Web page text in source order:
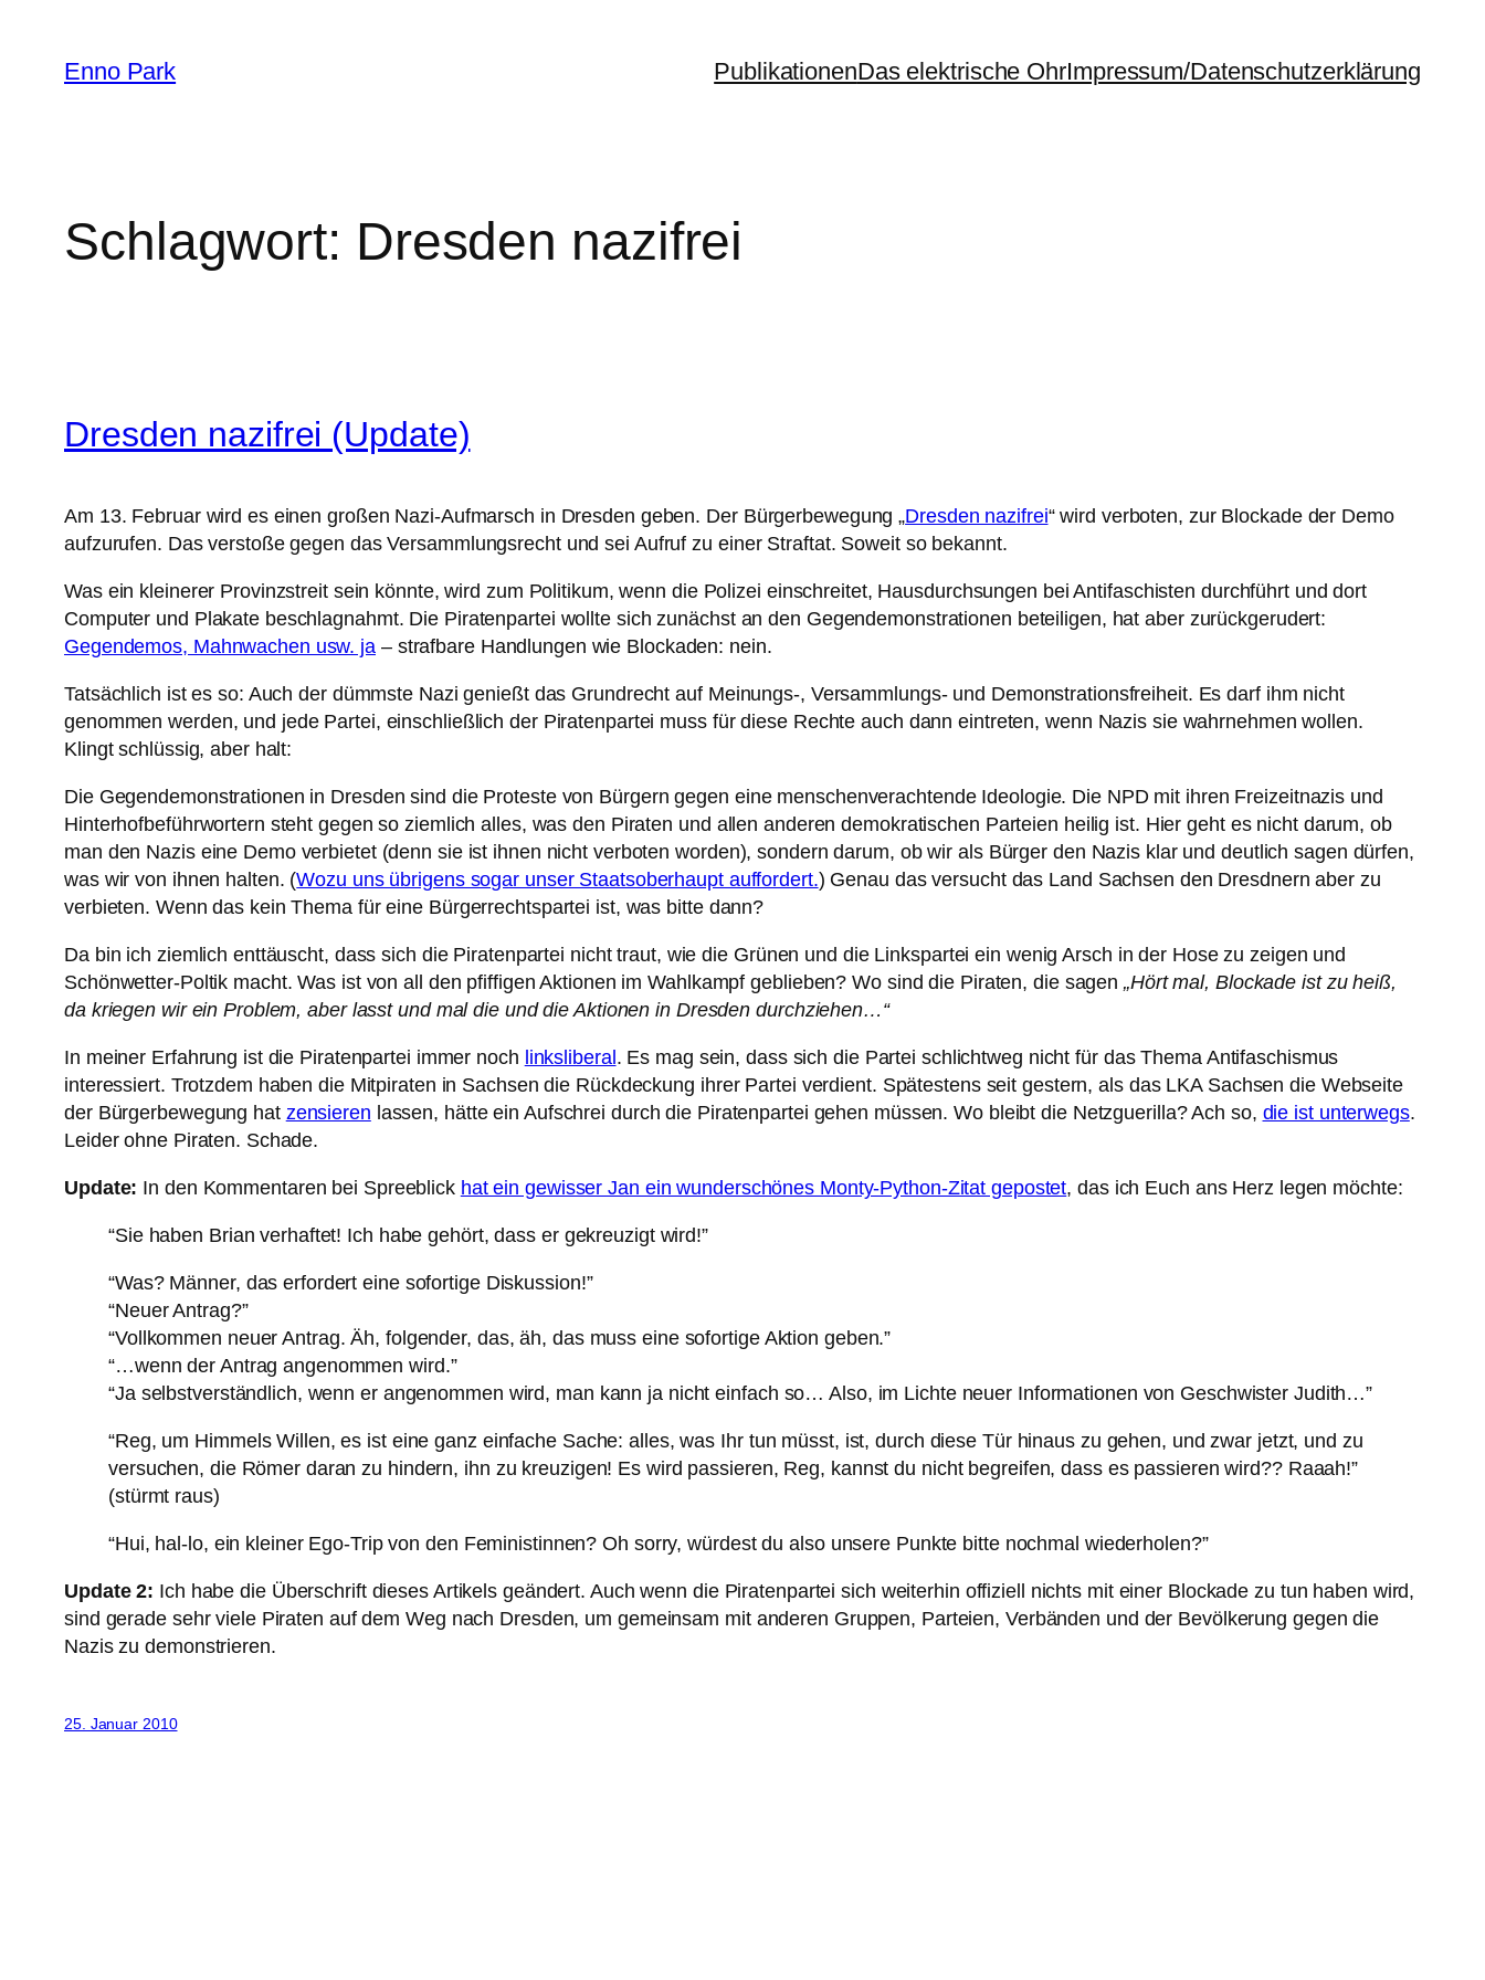
Inhalt
springen
Enno Park PublikationenDas elektrische OhrImpressum/Datenschutzerklärung
Schlagwort: Dresden nazifrei
Dresden nazifrei (Update)
Am 13. Februar wird es einen großen Nazi-Aufmarsch in Dresden geben. Der Bürgerbewegung „Dresden nazifrei“ wird verboten, zur Blockade der Demo
aufzurufen. Das verstoße gegen das Versammlungsrecht und sei Aufruf zu einer Straftat. Soweit so bekannt.
Was ein kleinerer Provinzstreit sein könnte, wird zum Politikum, wenn die Polizei einschreitet, Hausdurchsungen bei Antifaschisten durchführt und dort
Computer und Plakate beschlagnahmt. Die Piratenpartei wollte sich zunächst an den Gegendemonstrationen beteiligen, hat aber zurückgerudert:
Gegendemos, Mahnwachen usw. ja – strafbare Handlungen wie Blockaden: nein.
Tatsächlich ist es so: Auch der dümmste Nazi genießt das Grundrecht auf Meinungs-, Versammlungs- und Demonstrationsfreiheit. Es darf ihm nicht
genommen werden, und jede Partei, einschließlich der Piratenpartei muss für diese Rechte auch dann eintreten, wenn Nazis sie wahrnehmen wollen.
Klingt schlüssig, aber halt:
Die Gegendemonstrationen in Dresden sind die Proteste von Bürgern gegen eine menschenverachtende Ideologie. Die NPD mit ihren Freizeitnazis und
Hinterhofbeführwortern steht gegen so ziemlich alles, was den Piraten und allen anderen demokratischen Parteien heilig ist. Hier geht es nicht darum, ob
man den Nazis eine Demo verbietet (denn sie ist ihnen nicht verboten worden), sondern darum, ob wir als Bürger den Nazis klar und deutlich sagen dürfen,
was wir von ihnen halten. (Wozu uns übrigens sogar unser Staatsoberhaupt auffordert.) Genau das versucht das Land Sachsen den Dresdnern aber zu
verbieten. Wenn das kein Thema für eine Bürgerrechtspartei ist, was bitte dann?
Da bin ich ziemlich enttäuscht, dass sich die Piratenpartei nicht traut, wie die Grünen und die Linkspartei ein wenig Arsch in der Hose zu zeigen und
Schönwetter-Poltik macht. Was ist von all den pfiffigen Aktionen im Wahlkampf geblieben? Wo sind die Piraten, die sagen„Hört mal, Blockade ist zu heiß,
da kriegen wir ein Problem, aber lasst und mal die und die Aktionen in Dresden durchziehen…“
In meiner Erfahrung ist die Piratenpartei immer noch linksliberal . Es mag sein, dass sich die Partei schlichtweg nicht für das Thema Antifaschismus
interessiert. Trotzdem haben die Mitpiraten in Sachsen die Rückdeckung ihrer Partei verdient. Spätestens seit gestern, als das LKA Sachsen die Webseite
der Bürgerbewegung hat zensieren lassen, hätte ein Aufschrei durch die Piratenpartei gehen müssen. Wo bleibt die Netzguerilla? Ach so, die ist unterwegs.
Leider ohne Piraten. Schade.
Update: In den Kommentaren bei Spreeblick hat ein gewisser Jan ein wunderschönes Monty-Python-Zitat gepostet, das ich Euch ans Herz legen möchte:
“Sie haben Brian verhaftet! Ich habe gehört, dass er gekreuzigt wird!”
“Was? Männer, das erfordert eine sofortige Diskussion!”
“Neuer Antrag?”
“Vollkommen neuer Antrag. Äh, folgender, das, äh, das muss eine sofortige Aktion geben.”
“…wenn der Antrag angenommen wird.”
“Ja selbstverständlich, wenn er angenommen wird, man kann ja nicht einfach so… Also, im Lichte neuer Informationen von Geschwister Judith…”
“Reg, um Himmels Willen, es ist eine ganz einfache Sache: alles, was Ihr tun müsst, ist, durch diese Tür hinaus zu gehen, und zwar jetzt, und zu
versuchen, die Römer daran zu hindern, ihn zu kreuzigen! Es wird passieren, Reg, kannst du nicht begreifen, dass es passieren wird?? Raaah!”
(stürmt raus)
“Hui, hal-lo, ein kleiner Ego-Trip von den Feministinnen? Oh sorry, würdest du also unsere Punkte bitte nochmal wiederholen?”
Update 2: Ich habe die Überschrift dieses Artikels geändert. Auch wenn die Piratenpartei sich weiterhin offiziell nichts mit einer Blockade zu tun haben wird,
sind gerade sehr viele Piraten auf dem Weg nach Dresden, um gemeinsam mit anderen Gruppen, Parteien, Verbänden und der Bevölkerung gegen die
Nazis zu demonstrieren.
25. Januar 2010